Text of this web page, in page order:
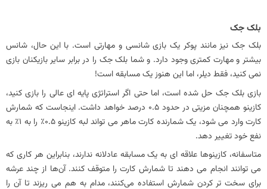
بلک جک
بلک جک نیز مانند پوکر یک بازی شانسی و مهارتی است. با این حال، شانس
بیشتر و مهارت کمتری وجود دارد. و شما بلک جک را در برابر سایر بازیکنان بازی
نمی کنید، فقط دیلر، اما این هنوز یک مسابقه است!
بازی بلک جک حل شده است، اما حتی اگر استراتژی پایه ای عالی را بازی کنید،
کازینو همچنان مزیتی در حدود 0.5 درصد خواهد داشت. اینجاست که شمارش
کارت وارد می شود، یک شمارنده کارت ماهر می تواند لبه کازینو 0.5٪ را به 1٪ به
نفع خود تغییر دهد.
متاسفانه، کازینوها علاقه ای به یک مسابقه عادلانه ندارند، بنابراین هر کاری که
می توانند انجام می دهند تا شمارش کارت را متوقف کنند. آن‌ها از چند عرشه
برای سخت‌ تر کردن شمارش استفاده می‌کنند، مدام به هم می‌ ریزند تا آن را